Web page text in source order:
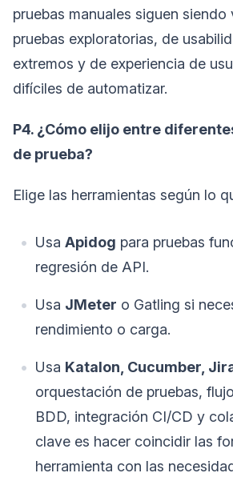
pruebas manuales siguen siendo
pruebas exploratorias, de
extremos y de experiencia de
difíciles de automatizar.
P4. ¿Cómo elijo entre
de prueba?
Elige las herramientas según lo
Usa Apidog para pruebas
regresión de API.
Usa JMeter o Gatling si
rendimiento o carga.
Usa Katalon, Cucumber,
orquestación de pruebas,
BDD, integración CI/CD y
clave es hacer coincidir las
herramienta con las